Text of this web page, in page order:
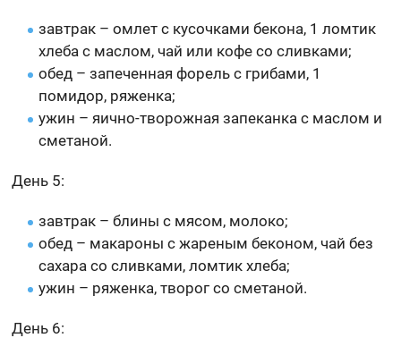
завтрак – омлет с кусочками бекона, 1 ломтик
хлеба с маслом, чай или кофе со сливками;
обед – запеченная форель с грибами, 1
помидор, ряженка;
ужин – яично-творожная запеканка с маслом и
сметаной.
День 5:
завтрак – блины с мясом, молоко;
обед – макароны с жареным беконом, чай без
сахара со сливками, ломтик хлеба;
ужин – ряженка, творог со сметаной.
День 6: